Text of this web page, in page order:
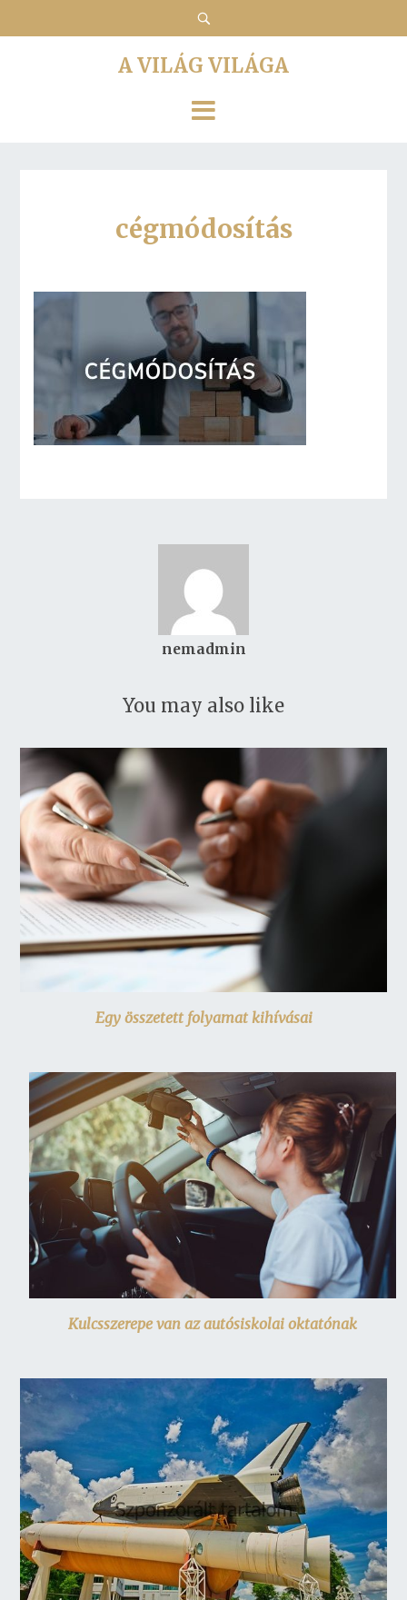
A VILÁG VILÁGA
cégmódosítás
nemadmin
You may also like
Egy összetett folyamat kihívásai
Kulcsszerepe van az autósiskolai oktatónak